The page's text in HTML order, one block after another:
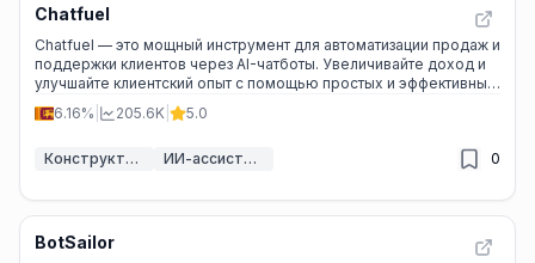
Chatfuel
Chatfuel — это мощный инструмент для автоматизации продаж и
поддержки клиентов через AI-чатботы. Увеличивайте доход и
улучшайте клиентский опыт с помощью простых и эффективных
решений.
6.16% 205.6K 5.0
Конструкторы чат-ботов с ИИ ИИ-ассистент продаж 0
BotSailor